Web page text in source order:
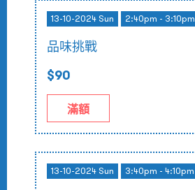
13-10-2024 Sun 2:40pm - 3:10pm
品味挑戰
$90
滿額
13-10-2024 Sun 3:40pm - 4:10pm